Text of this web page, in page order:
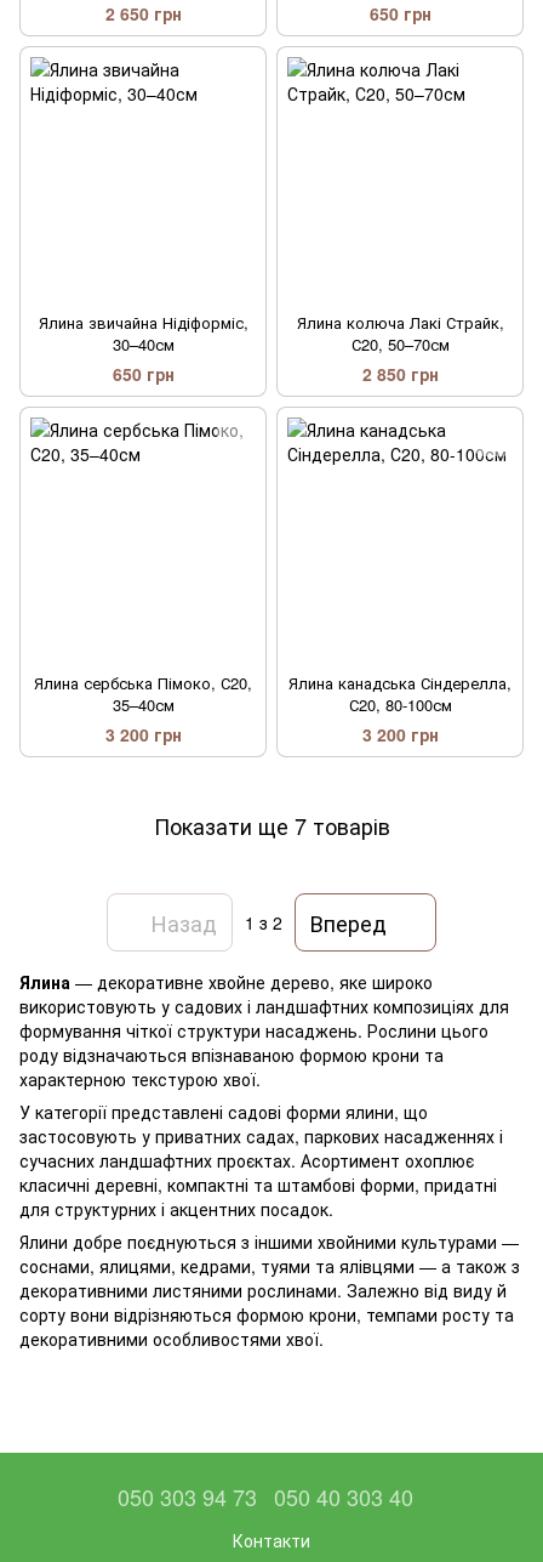
2 650 грн 650 грн
Ялина звичайна Нідіформіс,
30–40см
650 грн
Ялина колюча Лакі Страйк,
С20, 50–70см
2 850 грн
Ялина сербська Пімоко, С20,
35–40см
3 200 грн
Ялина канадська Сіндерелла,
С20, 80-100см
3 200 грн
Показати ще 7 товарів
Назад 1 з 2 Вперед
Ялина — декоративне хвойне дерево, яке широко
використовують у садових і ландшафтних композиціях для
формування чіткої структури насаджень. Рослини цього
роду відзначаються впізнаваною формою крони та
характерною текстурою хвої.
У категорії представлені садові форми ялини, що
застосовують у приватних садах, паркових насадженнях і
сучасних ландшафтних проєктах. Асортимент охоплює
класичні деревні, компактні та штамбові форми, придатні
для структурних і акцентних посадок.
Ялини добре поєднуються з іншими хвойними культурами —
соснами, ялицями, кедрами, туями та ялівцями — а також з
декоративними листяними рослинами. Залежно від виду й
сорту вони відрізняються формою крони, темпами росту та
декоративними особливостями хвої.
050 303 94 73 050 40 303 40
Контакти